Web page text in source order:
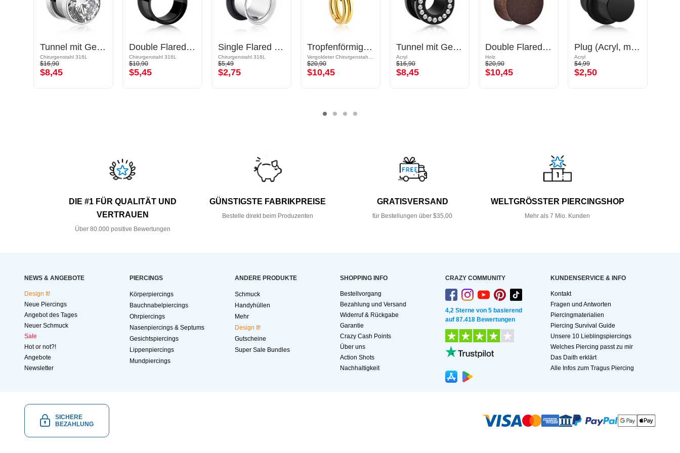
Tunnel mit Gewinde (Chirurgenstahl, silber, glänzend) mit Kristallstein
Chirurgenstahl 316L
$16,90
$8,45
Double Flared Tunnel (Chirurgenstahl, schwarz, glänzend)
Chirurgenstahl 316L
$10,90
$5,45
Single Flared Tunnel (Chirurgenstahl, silber, glänzend) mit O-Ring
Chirurgenstahl 316L
$5,49
$2,75
Tropfenförmiger Double Flared Tunnel (Stahl, gold, glänzend)
$20,90
$10,45
Tunnel mit Gewinde (Acryl, schwarz) mit Kristallsteinchen
Acryl
$16,90
$8,45
Double Flared Plug (Holz)
Holz
$20,90
$10,45
Plug (Acryl, mehrere Farben) mit O-Ringen
Acryl
$4,99
$2,50
DIE #1 FÜR QUALITÄT UND
VERTRAUEN
Über 80.000 positive Bewertungen
GÜNSTIGSTE FABRIKPREISE
Bestelle direkt beim Produzenten
GRATISVERSAND
für Bestellungen über $35,00
WELTGRÖSSTER PIERCINGSHOP
Mehr als 7 Mio. Kunden
NEWS & ANGEBOTE
Design It!
Neue Piercings
Angebot des Tages
Neuer Schmuck
Sale
Hot or not?!
Angebote
Newsletter
PIERCINGS
Körperpiercings
Bauchnabelpiercings
Ohrpiercings
Nasenpiercings & Septums
Gesichtspiercings
Lippenpiercings
Mundpiercings
ANDERE PRODUKTE
Schmuck
Handyhüllen
Mehr
Design It!
Gutscheine
Super Sale Bundles
SHOPPING INFO
Bestellvorgang
Bezahlung und Versand
Widerruf & Rückgabe
Garantie
Crazy Cash Points
Über uns
Action Shots
Nachhaltigkeit
CRAZY COMMUNITY
4,2 Sterne von 5 basierend
auf 87.418 Bewertungen
KUNDEN­SERVICE & INFO
Kontakt
Fragen und Antworten
Piercingmaterialien
Piercing Survival Guide
Unsere 10 Lieblingspiercings
Welches Piercing passt zu mir
Das Daith erklärt
Alle Infos zum Tragus Piercing
SICHERE
BEZAHLUNG